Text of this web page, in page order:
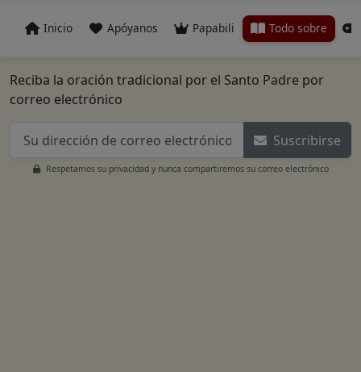
Inicio Apóyanos Papabili Todo sobre
Reciba la oración tradicional por el Santo Padre por
correo electrónico
Suscribirse
Respetamos su privacidad y nunca compartiremos su correo electrónico